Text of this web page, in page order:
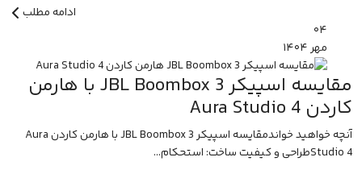
ادامه مطلب
۰۴
مهر۱۴۰۴
مقایسه اسپیکر JBL Boombox 3 با هارمن
کاردن Aura Studio 4
آنچه خواهید خواندمقایسه اسپیکر JBL Boombox 3 با هارمن کاردن Aura
Studio 4طراحی و کیفیت ساخت: استحکام...